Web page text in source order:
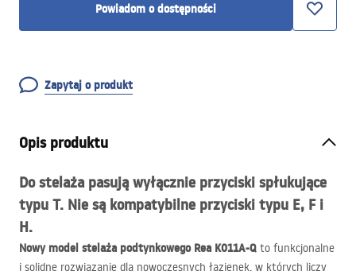
Powiadom o dostępności
Zapytaj o produkt
Opis produktu
Do stelaża pasują wyłącznie przyciski spłukujące
typu T. Nie są kompatybilne przyciski typu E, F i
H.
Nowy model stelaża podtynkowego Rea K011A-Q to funkcjonalne
i solidne rozwiązanie dla nowoczesnych łazienek, w których liczy